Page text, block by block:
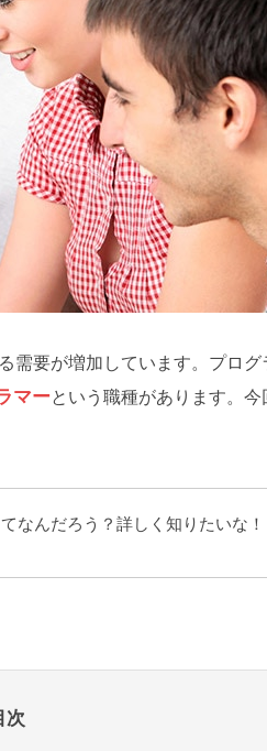
需要が増加しています。プログ
マーという職種があります。今
なんだろう？詳しく知りたいな！
次